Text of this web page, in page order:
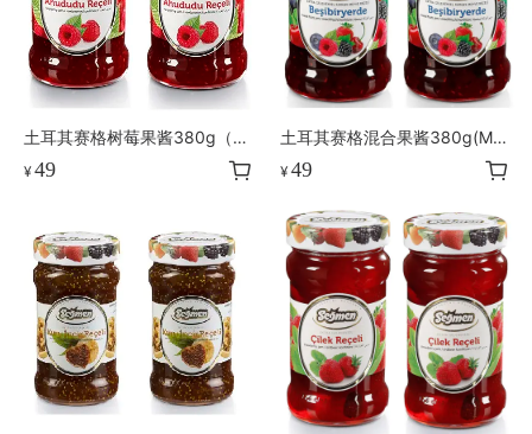
土耳其赛格树莓果酱380g（R
aspberry)
¥49
土耳其赛格混合果酱380g(Mix
ed Fruit)
¥49